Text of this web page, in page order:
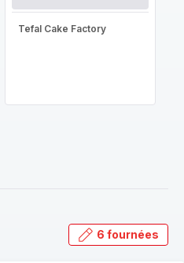
Tefal Cake Factory
6 fournées